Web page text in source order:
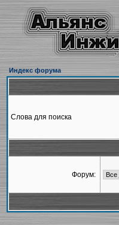
Индекс форума
Слова для поиска
Форум: